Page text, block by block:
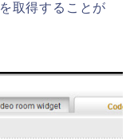
取得することが